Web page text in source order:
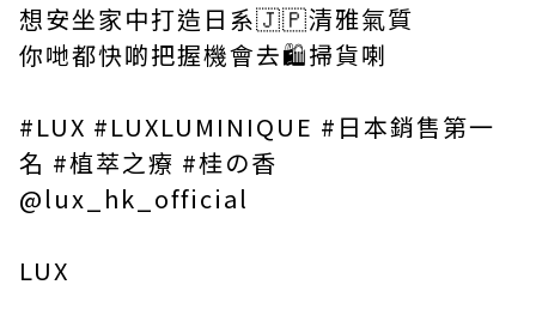
想安坐家中打造日系🇯🇵清雅氣質
你哋都快啲把握機會去🛍️掃貨喇
#LUX #LUXLUMINIQUE #日本銷售第一
名 #植萃之療 #桂の香
@lux_hk_official
LUX